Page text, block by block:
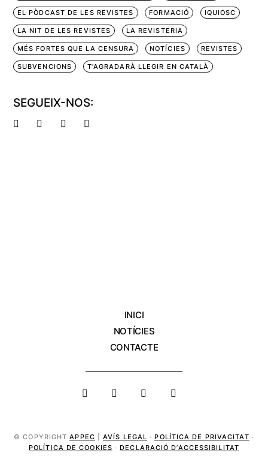
EL PÒDCAST DE LES REVISTES FORMACIÓ IQUIOSC
LA NIT DE LES REVISTES LA REVISTERIA
MÉS FORTES QUE LA CENSURA NOTÍCIES REVISTES
SUBVENCIONS T'AGRADARÀ LLEGIR EN CATALÀ
SEGUEIX-NOS:
INICI
NOTÍCIES
CONTACTE
© COPYRIGHTAPPEC |AVÍS LEGAL ·POLÍTICA DE PRIVACITAT ·
POLÍTICA DE COOKIES ·DECLARACIÓ D’ACCESSIBILITAT